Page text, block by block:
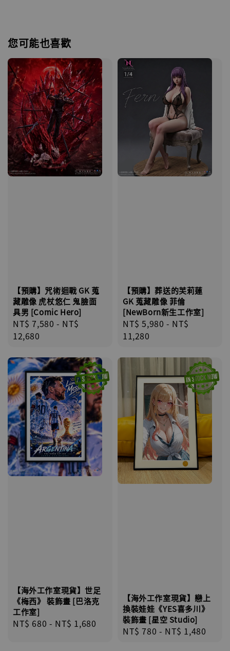
您可能也喜歡
【預購】咒術迴戰 GK 蒐
藏雕像 虎杖悠仁 鬼臉面
具男 [Comic Hero]
Regular
price
NT$ 7,580 - NT$
12,680
【預購】葬送的芙莉蓮
GK 蒐藏雕像 菲倫
[NewBorn新生工作室]
Regular
price
NT$ 5,980 - NT$
11,280
【海外工作室現貨】世足
《梅西》 裝飾畫 [巴洛克
工作室]
Regular
NT$ 680 - NT$ 1,680
【海外工作室現貨】戀上
換裝娃娃《YES喜多川》
裝飾畫 [星空 Studio]
Regular
NT$ 780 - NT$ 1,480